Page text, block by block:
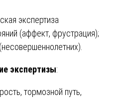
экспертиза
(аффект, фрустрация);
экспертизы:
тормозной путь,